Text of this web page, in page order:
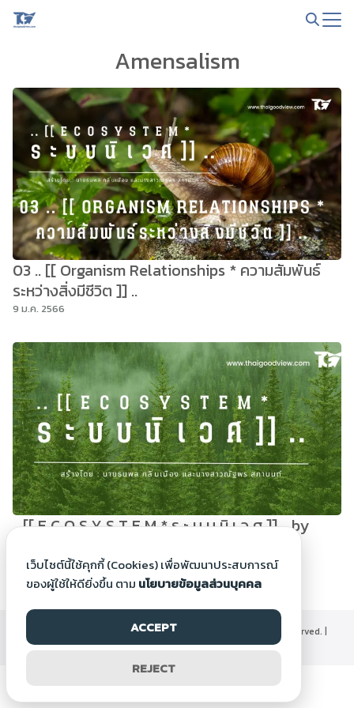
Skip
Amensalism
03 .. [[ Organism Relationships * ความสัมพันธ์
ระหว่างสิ่งมีชีวิต ]] ..
9 ม.ค. 2566
.. [[ E C O S Y S T E M * ร ะ บ บ นิ เ ว ศ ]] .. by
9 ม.ค. 2566
©2000-2026 Thaigoodview.com, All rights reserved. |
นโยบายข้อมูลส่วนบุคคล
เว็บไซต์นี้ใช้คุกกี้ (Cookies) เพื่อพัฒนาประสบการณ์
ของผู้ใช้ให้ดียิ่งขึ้น ตาม นโยบายข้อมูลส่วนบุคคล
ACCEPT
REJECT